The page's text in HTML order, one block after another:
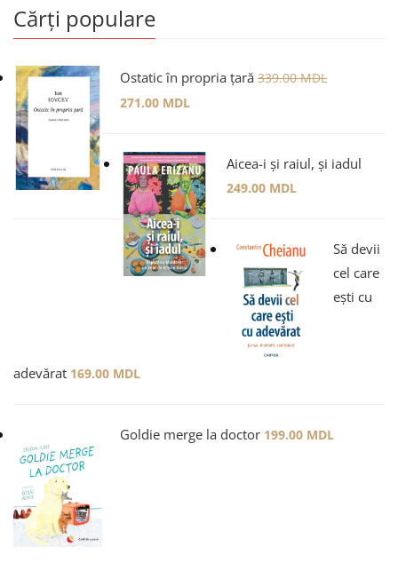
Cărți populare
Ostatic în propria țară 339.00MDL
271.00 MDL
Aicea-i și raiul, și iadul
249.00 MDL
Să devii
cel care
ești cu
adevărat 169.00 MDL
Goldie merge la doctor 199.00 MDL